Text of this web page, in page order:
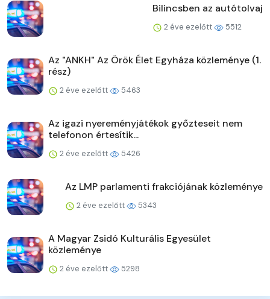
Bilincsben az autótolvaj
2 éve ezelőtt 5512
Az "ANKH" Az Örök Élet Egyháza közleménye (1.
rész)
2 éve ezelőtt 5463
Az igazi nyereményjátékok győzteseit nem
telefonon értesítik...
2 éve ezelőtt 5426
Az LMP parlamenti frakciójának közleménye
2 éve ezelőtt 5343
A Magyar Zsidó Kulturális Egyesület
közleménye
2 éve ezelőtt 5298